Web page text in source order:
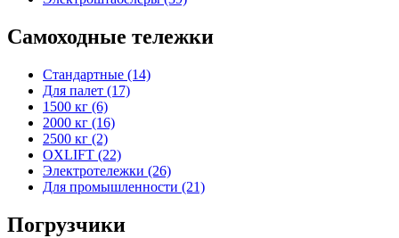
Самоходные тележки
Стандартные (14)
Для палет (17)
1500 кг (6)
2000 кг (16)
2500 кг (2)
OXLIFT (22)
Электротележки (26)
Для промышленности (21)
Погрузчики